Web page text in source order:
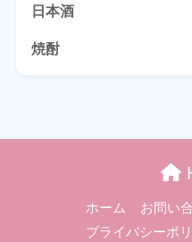
日本酒
焼酎
ホーム お問い
プライバシーポ